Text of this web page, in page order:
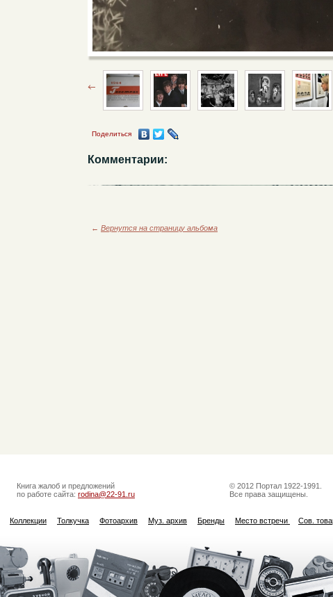
Поделиться
Комментарии:
← Вернутся на страницу альбома
Книга жалоб и предложений
по работе сайта: rodina@22-91.ru
© 2012 Портал 1922-1991.
Все права защищены.
Коллекции Толкучка Фотоархив Муз. архив Бренды Место встречи Сов.